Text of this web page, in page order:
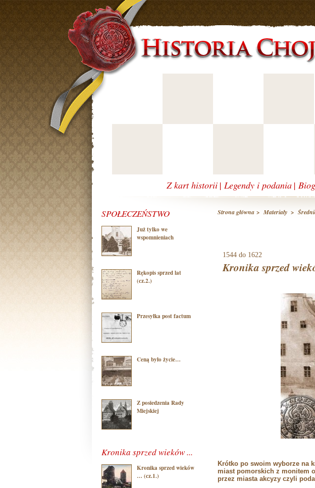
Z kart historii | Legendy i podania |
SPOŁECZEŃSTWO
Już tylko we
wspomnieniach
Rękopis sprzed lat
(cz.2.)
Przesyłka post factum
Ceną było życie…
Z posiedzenia Rady
Miejskiej
Kronika sprzed wieków ...
Kronika sprzed wieków
… (cz.1.)
Strona główna >Materiały >
1544 do 1622
Kronika sprzed
Krótko po swoim wyborze na
miast pomorskich z monitem
przez miasta akcyzy czyli